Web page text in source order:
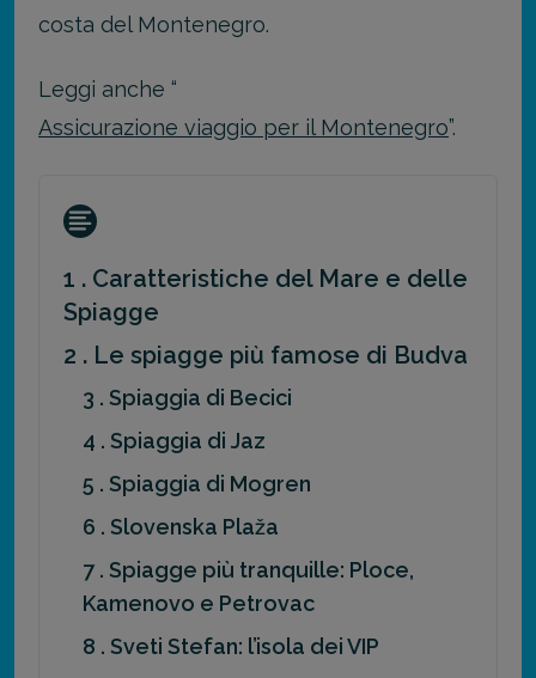
costa del Montenegro.
Leggi anche “
Assicurazione viaggio per il Montenegro”.
1 . Caratteristiche del Mare e delle
Spiagge
2 . Le spiagge più famose di Budva
3 . Spiaggia di Becici
4 . Spiaggia di Jaz
5 . Spiaggia di Mogren
6 . Slovenska Plaža
7 . Spiagge più tranquille: Ploce,
Kamenovo e Petrovac
8 . Sveti Stefan: l’isola dei VIP